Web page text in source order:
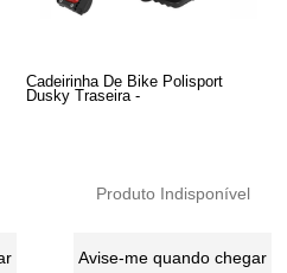
Cadeirinha De Bike Polisport
Dusky Traseira -
Produto Indisponível
Avise-me quando chegar